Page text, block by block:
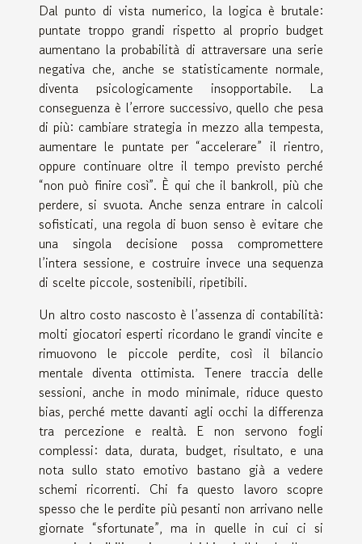
Dal punto di vista numerico, la logica è brutale:
puntate troppo grandi rispetto al proprio budget
aumentano la probabilità di attraversare una serie
negativa che, anche se statisticamente normale,
diventa psicologicamente insopportabile. La
conseguenza è l’errore successivo, quello che pesa
di più: cambiare strategia in mezzo alla tempesta,
aumentare le puntate per “accelerare” il rientro,
oppure continuare oltre il tempo previsto perché
“non può finire così”. È qui che il bankroll, più che
perdere, si svuota. Anche senza entrare in calcoli
sofisticati, una regola di buon senso è evitare che
una singola decisione possa compromettere
l’intera sessione, e costruire invece una sequenza
di scelte piccole, sostenibili, ripetibili.
Un altro costo nascosto è l’assenza di contabilità:
molti giocatori esperti ricordano le grandi vincite e
rimuovono le piccole perdite, così il bilancio
mentale diventa ottimista. Tenere traccia delle
sessioni, anche in modo minimale, riduce questo
bias, perché mette davanti agli occhi la differenza
tra percezione e realtà. E non servono fogli
complessi: data, durata, budget, risultato, e una
nota sullo stato emotivo bastano già a vedere
schemi ricorrenti. Chi fa questo lavoro scopre
spesso che le perdite più pesanti non arrivano nelle
giornate “sfortunate”, ma in quelle in cui ci si